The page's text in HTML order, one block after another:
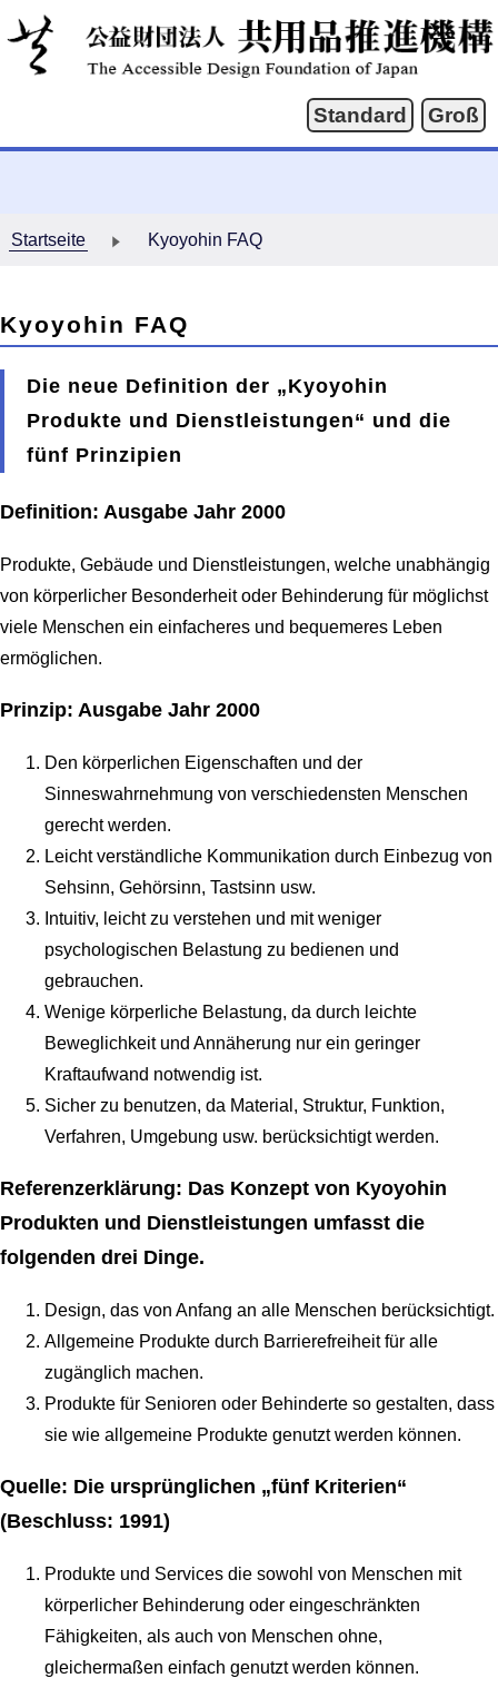
Startseite Kyoyohin FAQ
Kyoyohin FAQ
Die neue Definition der „Kyoyohin
Produkte und Dienstleistungen“ und die
fünf Prinzipien
Definition: Ausgabe Jahr 2000
Produkte, Gebäude und Dienstleistungen, welche unabhängig
von körperlicher Besonderheit oder Behinderung für möglichst
viele Menschen ein einfacheres und bequemeres Leben
ermöglichen.
Prinzip: Ausgabe Jahr 2000
Den körperlichen Eigenschaften und der
Sinneswahrnehmung von verschiedensten Menschen
gerecht werden.
Leicht verständliche Kommunikation durch Einbezug von
Sehsinn, Gehörsinn, Tastsinn usw.
Intuitiv, leicht zu verstehen und mit weniger
psychologischen Belastung zu bedienen und
gebrauchen.
Wenige körperliche Belastung, da durch leichte
Beweglichkeit und Annäherung nur ein geringer
Kraftaufwand notwendig ist.
Sicher zu benutzen, da Material, Struktur, Funktion,
Verfahren, Umgebung usw. berücksichtigt werden.
Referenzerklärung: Das Konzept von Kyoyohin
Produkten und Dienstleistungen umfasst die
folgenden drei Dinge.
Design, das von Anfang an alle Menschen berücksichtigt.
Allgemeine Produkte durch Barrierefreiheit für alle
zugänglich machen.
Produkte für Senioren oder Behinderte so gestalten, dass
sie wie allgemeine Produkte genutzt werden können.
Quelle: Die ursprünglichen „fünf Kriterien“
(Beschluss: 1991)
Produkte und Services die sowohl von Menschen mit
körperlicher Behinderung oder eingeschränkten
Fähigkeiten, als auch von Menschen ohne,
gleichermaßen einfach genutzt werden können.